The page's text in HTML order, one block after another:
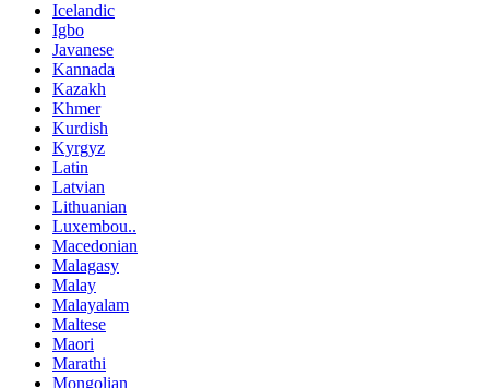
Icelandic
Igbo
Javanese
Kannada
Kazakh
Khmer
Kurdish
Kyrgyz
Latin
Latvian
Lithuanian
Luxembou..
Macedonian
Malagasy
Malay
Malayalam
Maltese
Maori
Marathi
Mongolian